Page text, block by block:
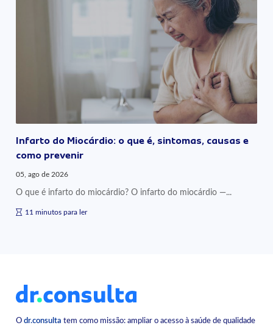
Infarto do Miocárdio: o que é, sintomas, causas e
como prevenir
05, ago de 2026
O que é infarto do miocárdio? O infarto do miocárdio —...
11 minutos para ler
Odr.consulta tem como missão: ampliar o acesso à saúde de qualidade